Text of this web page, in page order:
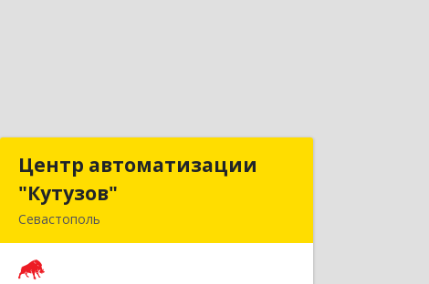
Центр автоматизации
"Кутузов"
Севастополь
Центр автоматизации
Петрова ул, дом № 20, корпус 1, оф.1